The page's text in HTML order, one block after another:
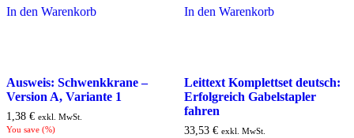
In den Warenkorb In den Warenkorb
Ausweis: Schwenkkrane –
Version A, Variante 1
1,38 € exkl. MwSt.
You save (%)
Leittext Komplettset deutsch:
Erfolgreich Gabelstapler
fahren
33,53 € exkl. MwSt.